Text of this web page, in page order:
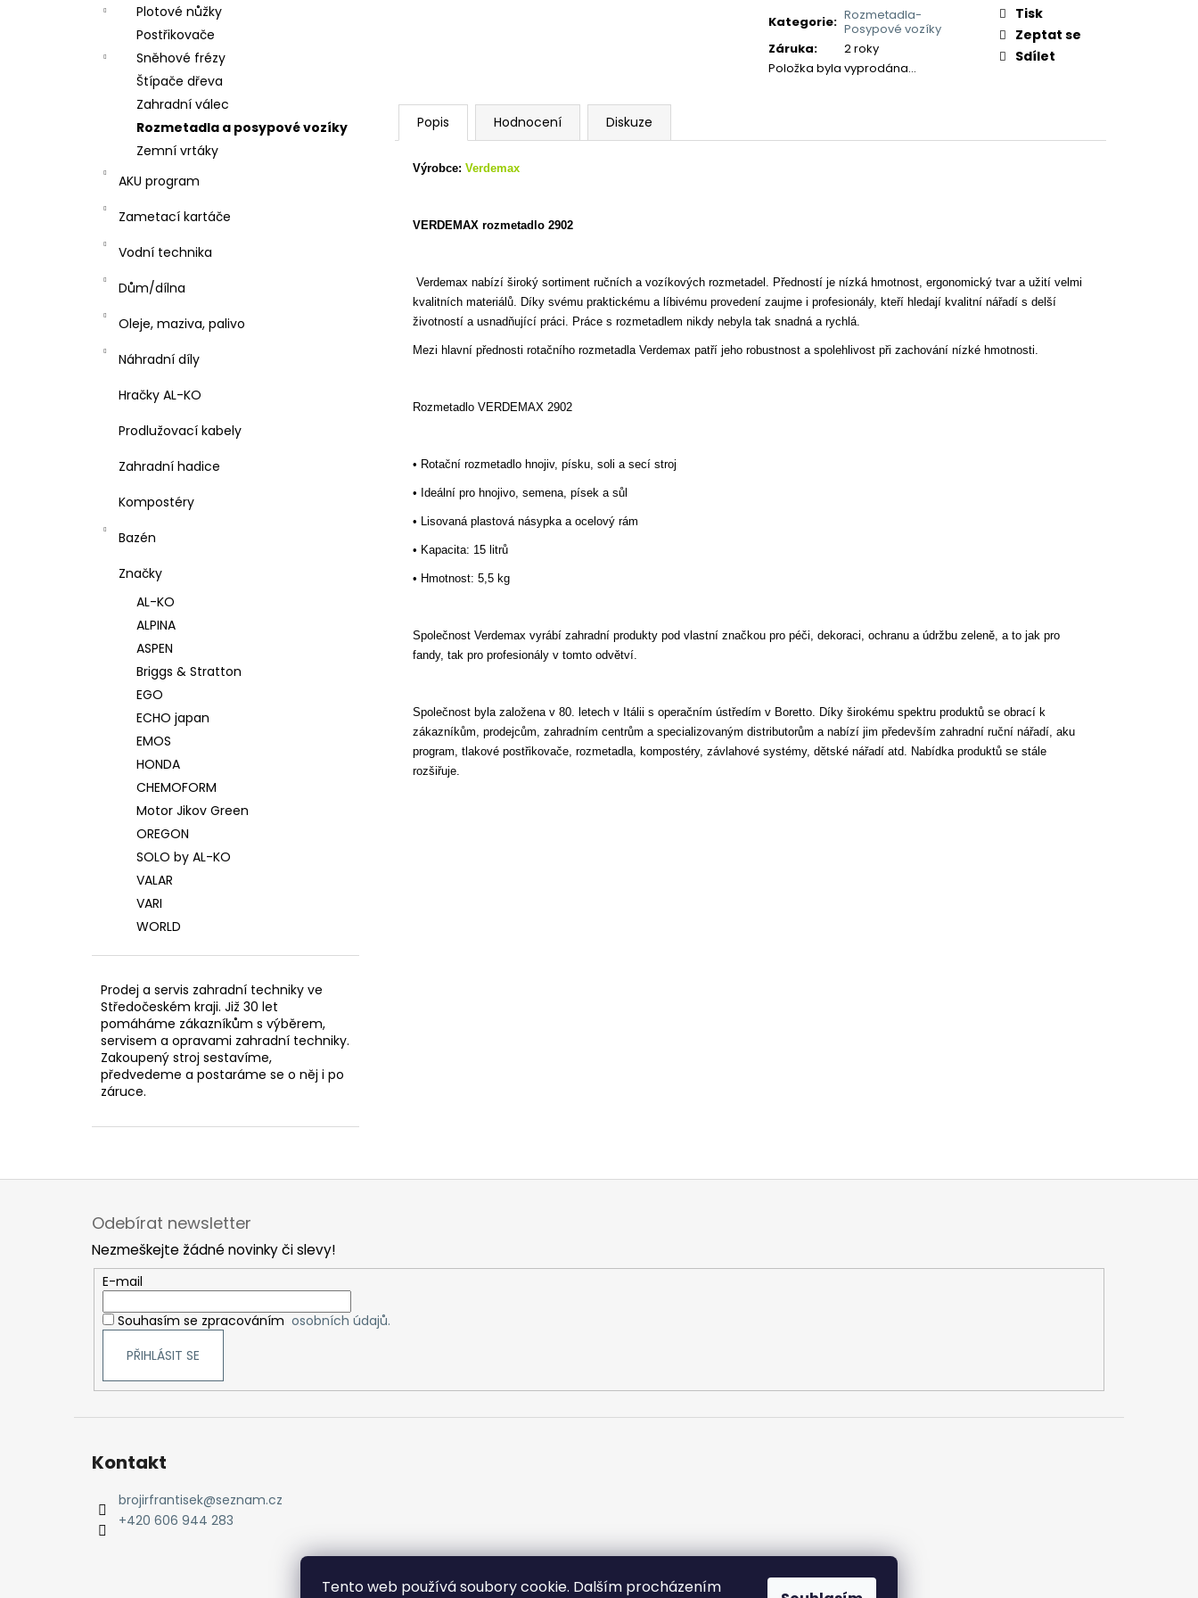
Tento web používá soubory cookie. Dalším procházením
Plotové nůžky
Postřikovače
Sněhové frézy
Štípače dřeva
Zahradní válec
Rozmetadla a posypové vozíky
Zemní vrtáky
AKU program
Zametací kartáče
Vodní technika
Dům/dílna
Oleje, maziva, palivo
Náhradní díly
Hračky AL-KO
Prodlužovací kabely
Zahradní hadice
Kompostéry
Bazén
Značky
AL-KO
ALPINA
ASPEN
Briggs & Stratton
EGO
ECHO japan
EMOS
HONDA
CHEMOFORM
Motor Jikov Green
OREGON
SOLO by AL-KO
VALAR
VARI
WORLD
Prodej a servis zahradní techniky ve
Středočeském kraji. Již 30 let
pomáháme zákazníkům s výběrem,
servisem a opravami zahradní techniky.
Zakoupený stroj sestavíme,
předvedeme a postaráme se o něj i po
záruce.
Kategorie: Rozmetadla-
Posypové vozíky
Záruka:
2 roky
Položka byla vyprodána…
Tisk
Zeptat se
Sdílet
Popis Hodnocení Diskuze
Výrobce: Verdemax
VERDEMAX rozmetadlo 2902
Verdemax nabízí široký sortiment ručních a vozíkových rozmetadel. Předností je nízká hmotnost, ergonomický tvar a užití velmi
kvalitních materiálů . Díky svému praktickému a líbivému provedení zaujme i profesionály, kteří hledají kvalitní nářadí s delší
životností a usnadňující práci . Práce s rozmetadlem nikdy nebyla tak snadná a rychlá.
Mezi hlavní přednosti rotačního rozmetadla Verdemax patří jeho robustnost a spolehlivost při zachování nízké hmotnosti.
Rozmetadlo VERDEMAX 2902
• Rotační rozmetadlo hnojiv, písku, soli a secí stroj
• Ideální pro hnojivo, semena, písek a sůl
• Lisovaná plastová násypka a ocelový rám
• Kapacita: 15 litrů
• Hmotnost: 5,5 kg
Společnost Verdemax vyrábí zahradní produkty pod vlastní značkou pro péči, dekoraci, ochranu a údržbu zeleně, a to jak pro
fandy, tak pro profesionály v tomto odvětví.
Společnost byla založena v 80. letech v Itálii s operačním ústředím v Boretto. Díky širokému spektru produktů se obrací k
zákazníkům, prodejcům, zahradním centrům a specializovaným distributorům a nabízí jim především zahradní ruční nářadí, aku
program, tlakové postřikovače, rozmetadla, kompostéry, závlahové systémy, dětské nářadí atd. Nabídka produktů se stále
rozšiřuje.
Z
Odebírat newsletter
Nezmeškejte žádné novinky či slevy!
E-mail
Souhasím se zpracováním osobních údajů.
PŘIHLÁSIT SE
Kontakt
brojirfrantisek@seznam.cz
+420 606 944 283